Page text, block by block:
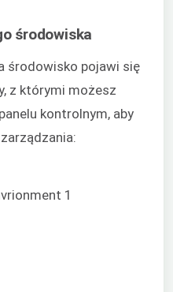
środowiska
środowisko pojawi się
z którymi możesz
kontrolnym, aby